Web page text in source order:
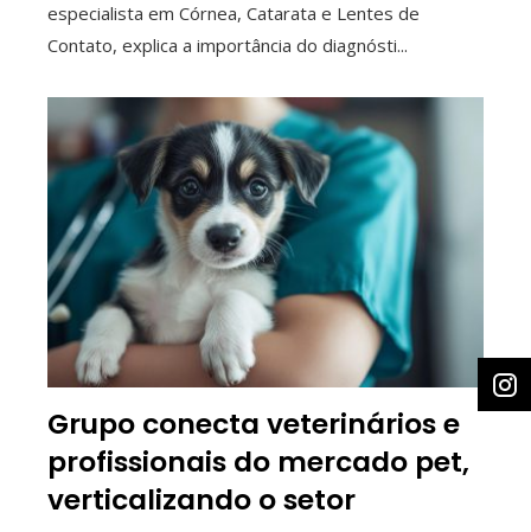
especialista em Córnea, Catarata e Lentes de
Contato, explica a importância do diagnósti...
Grupo conecta veterinários e
profissionais do mercado pet,
verticalizando o setor